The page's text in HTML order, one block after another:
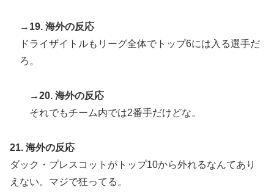
→19. 海外の反応
ドライザイトルもリーグ全体でトップ6には入る選手だ
ろ。
→20. 海外の反応
それでもチーム内では2番手だけどな。
21. 海外の反応
ダック・プレスコットがトップ10から外れるなんてあり
えない。マジで狂ってる。